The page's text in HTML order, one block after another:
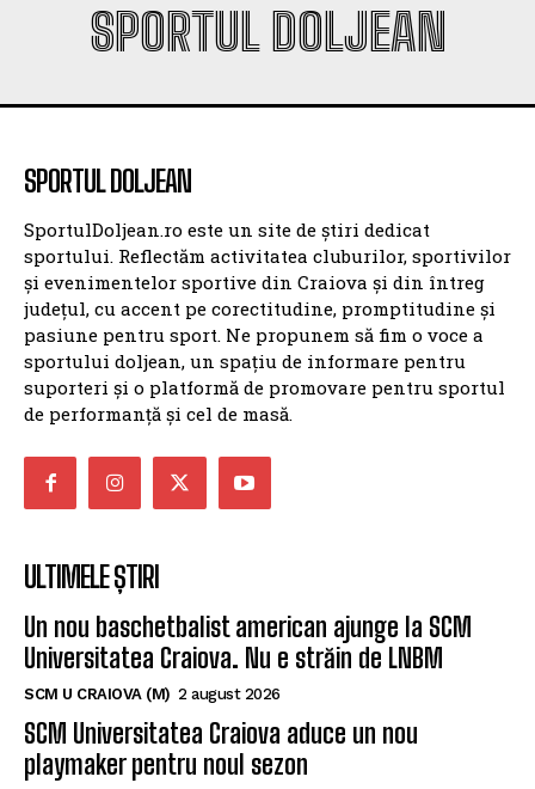
SPORTUL DOLJEAN
SPORTUL DOLJEAN
SportulDoljean.ro este un site de știri dedicat
sportului. Reflectăm activitatea cluburilor, sportivilor
și evenimentelor sportive din Craiova și din întreg
județul, cu accent pe corectitudine, promptitudine și
pasiune pentru sport. Ne propunem să fim o voce a
sportului doljean, un spațiu de informare pentru
suporteri și o platformă de promovare pentru sportul
de performanță și cel de masă.
ULTIMELE ȘTIRI
Un nou baschetbalist american ajunge la SCM
Universitatea Craiova. Nu e străin de LNBM
SCM U CRAIOVA (M) 2 august 2026
SCM Universitatea Craiova aduce un nou
playmaker pentru noul sezon